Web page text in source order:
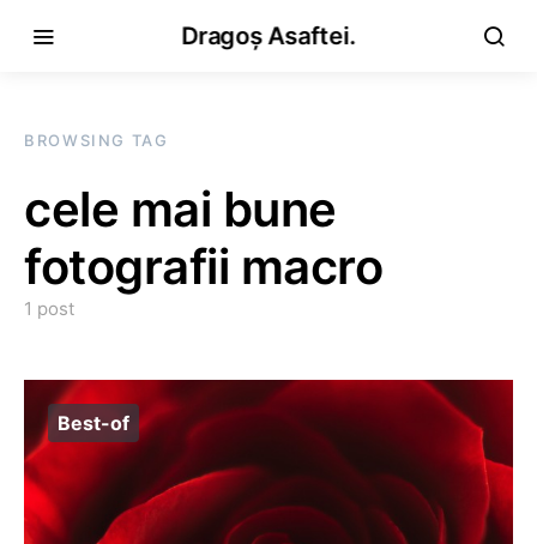
Dragoș Asaftei.
BROWSING TAG
cele mai bune
fotografii macro
1 post
Best-of